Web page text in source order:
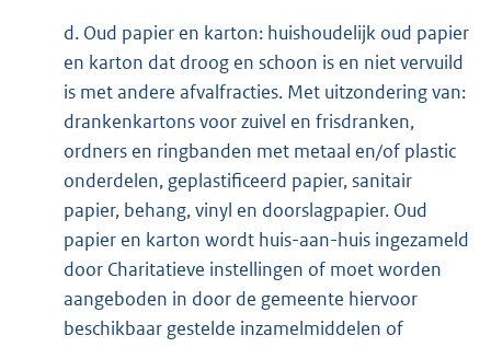
d. Oud papier en karton: huishoudelijk oud papier
en karton dat droog en schoon is en niet vervuild
is met andere afvalfracties. Met uitzondering van:
drankenkartons voor zuivel en frisdranken,
ordners en ringbanden met metaal en/of plastic
onderdelen, geplastificeerd papier, sanitair
papier, behang, vinyl en doorslagpapier. Oud
papier en karton wordt huis-aan-huis ingezameld
door Charitatieve instellingen of moet worden
aangeboden in door de gemeente hiervoor
beschikbaar gestelde inzamelmiddelen of